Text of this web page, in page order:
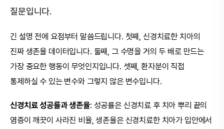
질문입니다.
긴 설명 전에 요점부터 말씀드립니다. 첫째, 신경치료한 치아의
진짜 생존율 데이터입니다. 둘째, 그 수명을 거의 두 배로 만드는
가장 중요한 행동이 무엇인지입니다. 셋째, 환자분이 직접
통제하실 수 있는 변수와 그렇지 않은 변수입니다.
신경치료 성공률과 생존율: 성공률은 신경치료 후 치아 뿌리 끝의
염증이 깨끗이 사라진 비율, 생존율은 신경치료한 치아가 입안에서